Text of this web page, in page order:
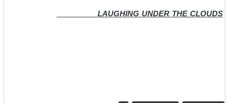
LAUGHING UNDER THE CLOUDS